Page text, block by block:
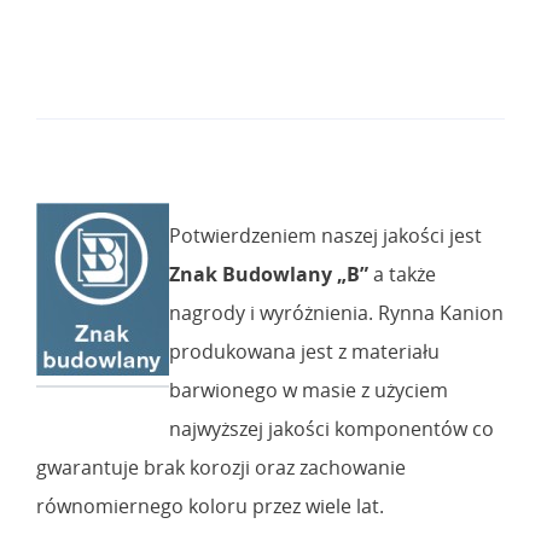
Potwierdzeniem naszej jakości jest
Znak Budowlany „B”a także
nagrody i wyróżnienia. Rynna Kanion
produkowana jest z materiału
barwionego w masie z użyciem
najwyższej jakości komponentów co
gwarantuje brak korozji oraz zachowanie
równomiernego koloru przez wiele lat.